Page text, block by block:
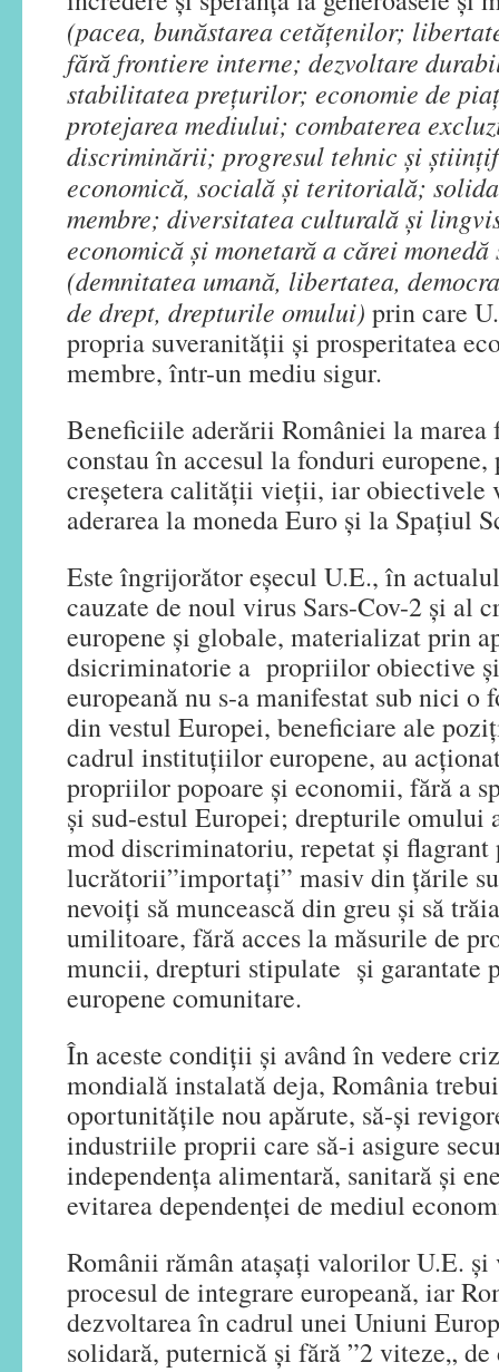
(pacea, bunăstarea cetățenilor;
fără frontiere interne; dezvoltare
stabilitatea prețurilor; economie de
protejarea mediului; combaterea
discriminării; progresul tehnic și
economică, socială și teritorială;
membre; diversitatea culturală și
economică și monetară a cărei monedă
(demnitatea umană, libertatea,
de drept, drepturile omului) prin care
propria suveranității și prosperitatea
membre, într-un mediu sigur.
Beneficiile aderării României la marea
constau în accesul la fonduri
creșetera calității vieții, iar obiectivele
aderarea la moneda Euro și la Spațiul
Este îngrijorător eșecul U.E., în
cauzate de noul virus Sars-Cov-2 și al
europene și globale, materializat prin
dsicriminatorie a propriilor obiective
europeană nu s-a manifestat sub nici o
din vestul Europei, beneficiare ale
cadrul instituțiilor europene, au
propriilor popoare și economii, fără a
și sud-estul Europei; drepturile omului
mod discriminatoriu, repetat și flagrant
lucrătorii”importați” masiv din țările
nevoiți să muncească din greu și să
umilitoare, fără acces la măsurile de
muncii, drepturi stipulate și garantate
europene comunitare.
În aceste condiții și având în vedere
mondială instalată deja, România
oportunitățile nou apărute, să-și
industriile proprii care să-i asigure
independența alimentară, sanitară și
evitarea dependenței de mediul
Românii rămân atașați valorilor U.E. și
procesul de integrare europeană, iar
dezvoltarea în cadrul unei Uniuni
solidară, puternică și fără ”2 viteze„